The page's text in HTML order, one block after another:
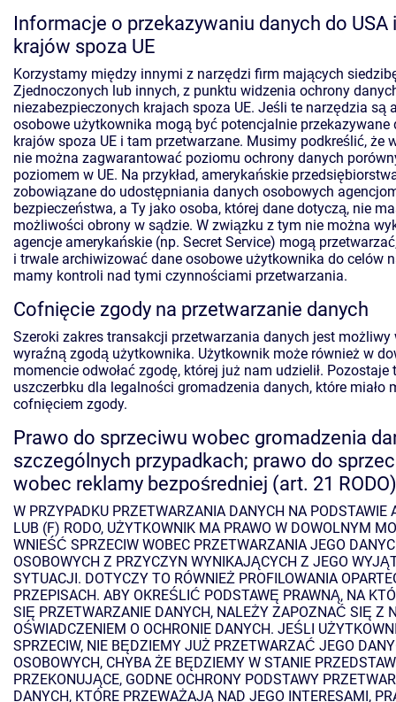
Informacje o przekazywaniu danych do USA
krajów spoza UE
Korzystamy między innymi z narzędzi firm mających
Zjednoczonych lub innych, z punktu widzenia ochrony
niezabezpieczonych krajach spoza UE. Jeśli te narzędzia są
osobowe użytkownika mogą być potencjalnie przekazywane
krajów spoza UE i tam przetwarzane. Musimy podkreślić, że
nie można zagwarantować poziomu ochrony danych
poziomem w UE. Na przykład, amerykańskie
zobowiązane do udostępniania danych osobowych
bezpieczeństwa, a Ty jako osoba, której dane dotyczą, nie
możliwości obrony w sądzie. W związku z tym nie można
agencje amerykańskie (np. Secret Service) mogą
i trwale archiwizować dane osobowe użytkownika do celów
mamy kontroli nad tymi czynnościami przetwarzania.
Cofnięcie zgody na przetwarzanie danych
Szeroki zakres transakcji przetwarzania danych jest możliwy
wyraźną zgodą użytkownika. Użytkownik może również w
momencie odwołać zgodę, której już nam udzielił. Pozostaje
uszczerbku dla legalności gromadzenia danych, które miało
cofnięciem zgody.
Prawo do sprzeciwu wobec gromadzenia
szczególnych przypadkach; prawo do
wobec reklamy bezpośredniej (art. 21 RODO)
W PRZYPADKU PRZETWARZANIA DANYCH NA PODSTAWIE
LUB (F) RODO, UŻYTKOWNIK MA PRAWO W DOWOLNYM
WNIEŚĆ SPRZECIW WOBEC PRZETWARZANIA JEGO
OSOBOWYCH Z PRZYCZYN WYNIKAJĄCYCH Z JEGO
SYTUACJI. DOTYCZY TO RÓWNIEŻ PROFILOWANIA
PRZEPISACH. ABY OKREŚLIĆ PODSTAWĘ PRAWNĄ, NA
SIĘ PRZETWARZANIE DANYCH, NALEŻY ZAPOZNAĆ SIĘ Z
OŚWIADCZENIEM O OCHRONIE DANYCH. JEŚLI
SPRZECIW, NIE BĘDZIEMY JUŻ PRZETWARZAĆ JEGO
OSOBOWYCH, CHYBA ŻE BĘDZIEMY W STANIE
PRZEKONUJĄCE, GODNE OCHRONY PODSTAWY
DANYCH, KTÓRE PRZEWAŻAJĄ NAD JEGO INTERESAMI,